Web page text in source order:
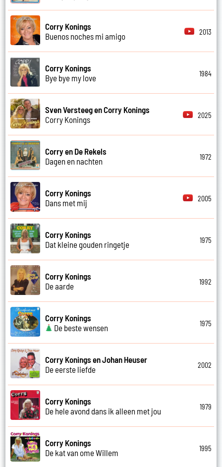
Corry Konings
Buenos noches mi amigo
2013
Corry Konings
Bye bye my love
1984
Sven Versteeg en Corry Konings
Corry Konings
2025
Corry en De Rekels
Dagen en nachten
1972
Corry Konings
Dans met mij
2005
Corry Konings
Dat kleine gouden ringetje
1975
Corry Konings
De aarde
1992
Corry Konings
De beste wensen
1975
Corry Konings en Johan Heuser
De eerste liefde
2002
Corry Konings
De hele avond dans ik alleen met jou
1979
Corry Konings
De kat van ome Willem
1995